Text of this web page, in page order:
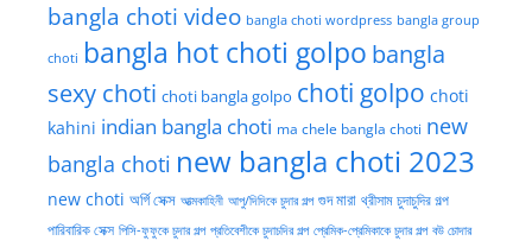
bangla choti video bangla choti wordpress bangla group
choti bangla hot choti golpo bangla
sexy choti choti bangla golpo choti golpo choti
kahini indian bangla choti ma chele bangla choti new
bangla choti new bangla choti 2023
new choti অর্গি সেক্স আত্মকাহিনী আপু/দিদিকে চুদার গল্প গুদ মারা থ্রীসাম চুদাচুদির গল্প
পারিবারিক সেক্স পিসি-ফুফুকে চুদার গল্প প্রতিবেশীকে চুদাচদির গল্প প্রেমিক-প্রেমিকাকে চুদার গল্প বউ চোদার